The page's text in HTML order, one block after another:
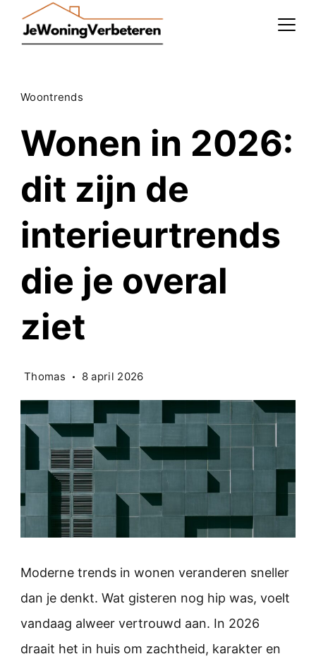
Woontrends
Wonen in 2026:
dit zijn de
interieurtrends
die je overal
ziet
Thomas 8 april 2026
Moderne trends in wonen veranderen sneller
dan je denkt. Wat gisteren nog hip was, voelt
vandaag alweer vertrouwd aan. In 2026
draait het in huis om zachtheid, karakter en